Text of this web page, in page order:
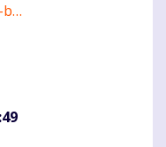
b…